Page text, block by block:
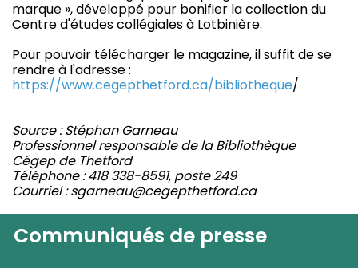
marque », développé pour bonifier la collection du
Centre d'études collégiales à Lotbinière.
Pour pouvoir télécharger le magazine, il suffit de se
rendre à l'adresse :
https://www.cegepthetford.ca/bibliotheque/
Source : Stéphan Garneau
Professionnel responsable de la Bibliothèque
Cégep de Thetford
Téléphone : 418 338-8591, poste 249
Courriel : sgarneau@cegepthetford.ca
Communiqués de presse